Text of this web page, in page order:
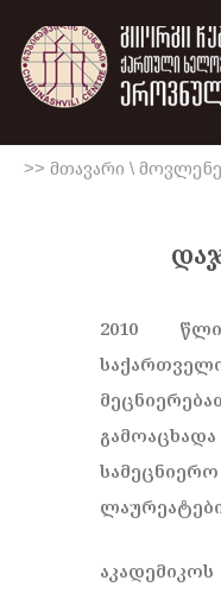
>> მთავარი \
2010